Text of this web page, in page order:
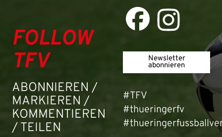
FOLLOW
TFV
ABONNIEREN /
MARKIEREN /
KOMMENTIEREN
/ TEILEN
Newsletter
abonnieren
#TFV
#thueringerfv